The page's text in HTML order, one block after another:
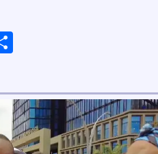
ta
g
er